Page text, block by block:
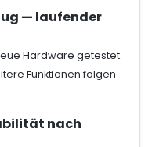
— laufender
Hardware getestet.
Funktionen folgen
nach